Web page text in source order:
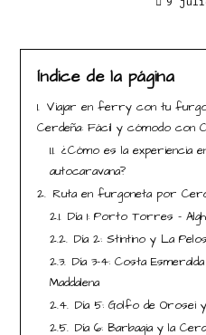
Índice de la página
1. Viajar en ferry con tu
Cerdeña: Fácil y cómodo
1.1. ¿Cómo es la
autocaravana?
2. Ruta en furgoneta por
2.1. Día 1: Porto Torres –
2.2. Día 2: Stintino y La
2.3. Día 3-4: Costa
Maddalena
2.4. Día 5: Golfo de Orosei
2.5. Día 6: Barbagia y la